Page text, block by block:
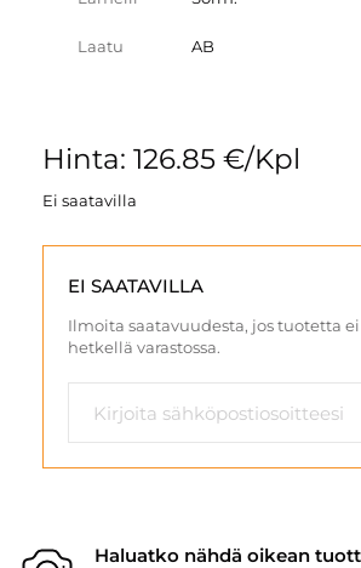
Laatu AB
Hinta: 126.85 €/Kpl
Ei saatavilla
EI SAATAVILLA
Ilmoita saatavuudesta, jos tuotetta
hetkellä varastossa.
Haluatko nähdä oikean